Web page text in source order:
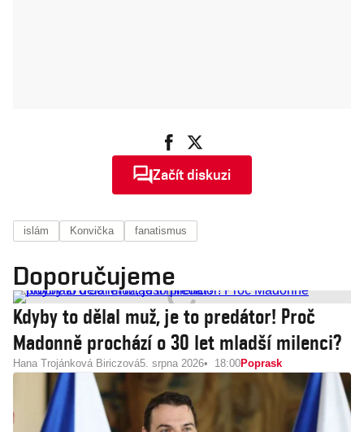
Začít diskuzi
islám Konvička fanatismus
Doporučujeme
Kdyby to dělal muž, je to predátor! Proč
Madonně prochází o 30 let mladší milenci?
Hana Trojánková Biriczová5. srpna 2026 18:00Poprask